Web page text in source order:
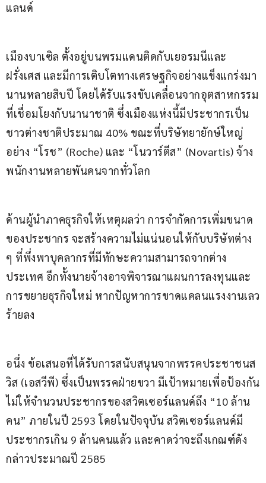
แลนด์
เมืองบาเซิล ตั้งอยู่บนพรมแดนติดกับเยอรมนีและ
ฝรั่งเศส และมีการเติบโตทางเศรษฐกิจอย่างแข็งแกร่งมา
นานหลายสิบปี โดยได้รับแรงขับเคลื่อนจากอุตสาหกรรม
ที่เชื่อมโยงกับนานาชาติ ซึ่งเมืองแห่งนี้มีประชากรเป็น
ชาวต่างชาติประมาณ 40% ขณะที่บริษัทยายักษ์ใหญ่
อย่าง “โรช” (Roche) และ “โนวาร์ตีส” (Novartis) จ้าง
พนักงานหลายพันคนจากทั่วโลก
ด้านผู้นำภาคธุรกิจให้เหตุผลว่า การจำกัดการเพิ่มขนาด
ของประชากร จะสร้างความไม่แน่นอนให้กับบริษัทต่าง
ๆ ที่พึ่งพาบุคลากรที่มีทักษะความสามารถจากต่าง
ประเทศ อีกทั้งนายจ้างอาจพิจารณาแผนการลงทุนและ
การขยายธุรกิจใหม่ หากปัญหาการขาดแคลนแรงงานเลว
ร้ายลง
อนึ่ง ข้อเสนอที่ได้รับการสนับสนุนจากพรรคประชาชนส
วิส (เอสวีพี) ซึ่งเป็นพรรคฝ่ายขวา มีเป้าหมายเพื่อป้องกัน
ไม่ให้จำนวนประชากรของสวิตเซอร์แลนด์ถึง “10 ล้าน
คน” ภายในปี 2593 โดยในปัจจุบัน สวิตเซอร์แลนด์มี
ประชากรเกิน 9 ล้านคนแล้ว และคาดว่าจะถึงเกณฑ์ดัง
กล่าวประมาณปี 2585